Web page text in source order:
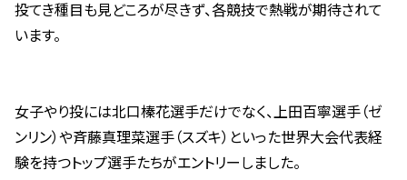
投てき種目も見どころが尽きず、各競技で熱戦が期待されて
います。
女子やり投には北口榛花選手だけでなく、上田百寧選手（ゼ
ンリン）や斉藤真理菜選手（スズキ）といった世界大会代表経
験を持つトップ選手たちがエントリーしました。